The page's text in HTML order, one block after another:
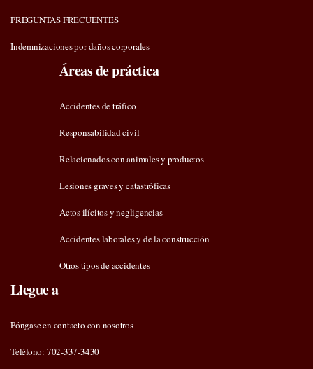
PREGUNTAS FRECUENTES
Indemnizaciones por daños corporales
Áreas de práctica
Accidentes de tráfico
Responsabilidad civil
Relacionados con animales y productos
Lesiones graves y catastróficas
Actos ilícitos y negligencias
Accidentes laborales y de la construcción
Otros tipos de accidentes
Llegue a
Póngase en contacto con nosotros
Teléfono: 702-337-3430